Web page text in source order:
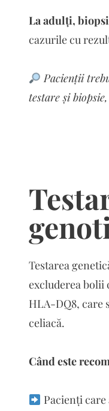
La adulți,
cazurile cu
Pacienții
testare și
Testarea
excluderea bolii
HLA-DQ8, care
celiacă.
Când este
Pacienți